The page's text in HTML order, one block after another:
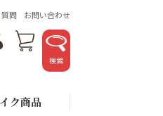
問 お問い合わせ
検索
ク商品